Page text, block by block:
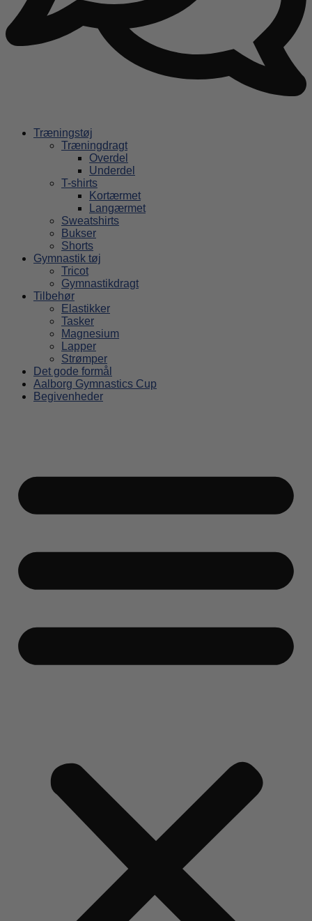
Træningstøj
Træningdragt
Overdel
Underdel
T-shirts
Kortærmet
Langærmet
Sweatshirts
Bukser
Shorts
Gymnastik tøj
Tricot
Gymnastikdragt
Tilbehør
Elastikker
Tasker
Magnesium
Lapper
Strømper
Det gode formål
Aalborg Gymnastics Cup
Begivenheder